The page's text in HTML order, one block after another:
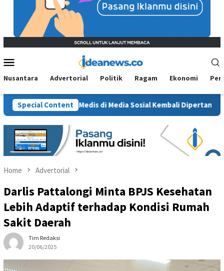
Menu
Nusantara Advertorial Politik Ragam Ekonomi
Special Content
Tenaga Medis di Media Sosial Kembali Dipertanyakan
Home Advertorial
Darlis Pattalongi Minta BPJS Kesehatan
Lebih Adaptif terhadap Kondisi Rumah
Sakit Daerah
Tim Redaksi
20/06/2025